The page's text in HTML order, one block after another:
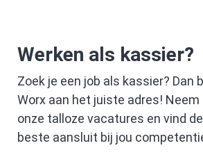
Werken als kassier?
Zoek je een job als kassier? Dan
Worx aan het juiste adres! Neem
onze talloze vacatures en vind
beste aansluit bij jou